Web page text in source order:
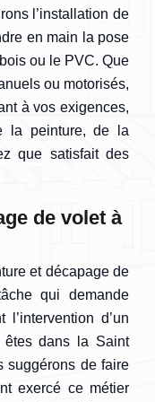
l’installation de
en main la pose
ou le PVC. Que
ou motorisés,
à vos exigences,
la peinture, de la
que satisfait des
de volet à
et décapage de
qui demande
d’un
êtes dans la Saint
suggérons de faire
exercé ce métier